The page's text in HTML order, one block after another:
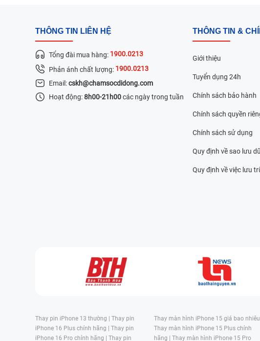
THÔNG TIN LIÊN HỆ
Tổng đài mua hàng: 1900.0213
Phản ánh chất lượng: 1900.0213
Email:cskh@chamsocdidong.com
Hoạt động:8h00-21h00các ngày trong tuần
THÔNG TIN &
Giới thiệu
Tuyển dụng 24h
Chính sách bảo hành
Chính sách quyền
Chính sách sử dụng
Quy định về sao lưu
Quy định về việc lưu
Thay pin iPhone 13 thường | Thay pin
iPhone 16 Plus chính hãng | Thay pin
iPhone 16 Pro chính hãng | Thay pin
Thay màn hình iPhone 15 giá bao
Thay màn hình iPhone 15 Plus chính
hãng | Thay màn hình iPhone 15 Pro